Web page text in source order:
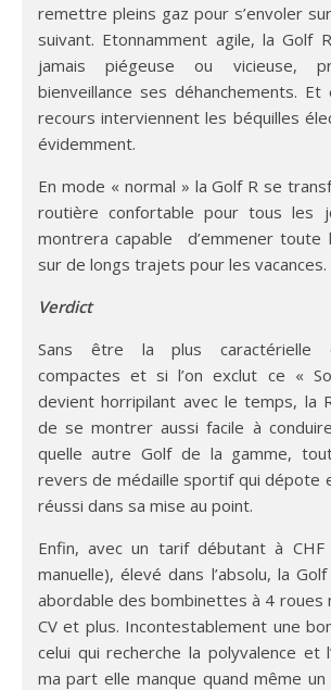
remettre pleins gaz pour s’envoler
suivant. Etonnamment agile, la Golf
jamais piégeuse ou vicieuse,
bienveillance ses déhanchements.
recours interviennent les béquilles
évidemment.
En mode « normal » la Golf R se
routière confortable pour tous les
montrera capable d’emmener toute
sur de longs trajets pour les vacances.
Verdict
Sans être la plus caractérielle
compactes et si l’on exclut ce «
devient horripilant avec le temps, la
de se montrer aussi facile à
quelle autre Golf de la gamme,
revers de médaille sportif qui dépote
réussi dans sa mise au point.
Enfin, avec un tarif débutant à CHF
manuelle), élevé dans l’absolu, la
abordable des bombinettes à 4 roues
CV et plus. Incontestablement une
celui qui recherche la polyvalence et
ma part elle manque quand même